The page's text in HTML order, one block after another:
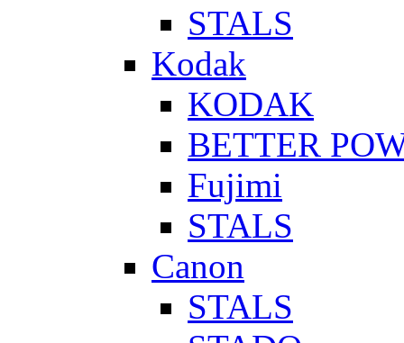
STALS
Kodak
KODAK
BETTER
Fujimi
STALS
Canon
STALS